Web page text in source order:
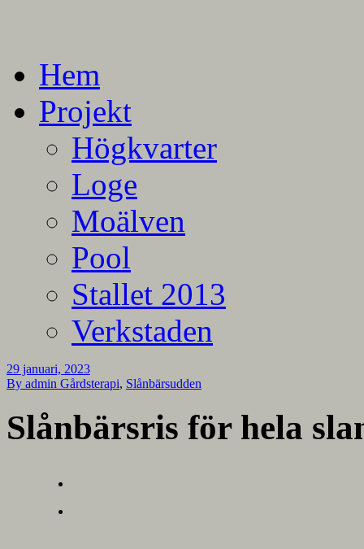
Hem
Projekt
Högkvarter
Loge
Moälven
Pool
Stallet 2013
Verkstaden
29 januari, 2023
By admin Gårdsterapi, Slånbärsudden
Slånbärsris för hela